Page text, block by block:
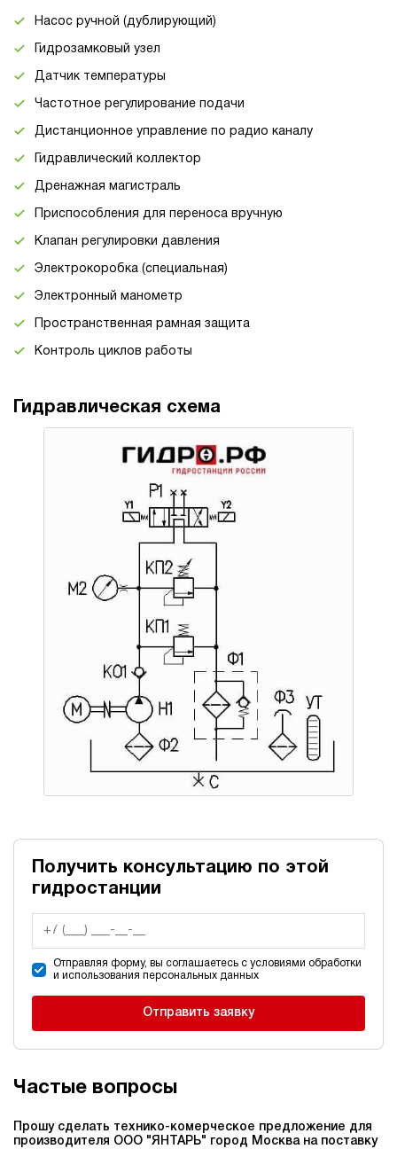
Насос ручной (дублирующий)
Гидрозамковый узел
Датчик температуры
Частотное регулирование подачи
Дистанционное управление по радио каналу
Гидравлический коллектор
Дренажная магистраль
Приспособления для переноса вручную
Клапан регулировки давления
Электрокоробка (специальная)
Электронный манометр
Пространственная рамная защита
Контроль циклов работы
Гидравлическая схема
Получить консультацию по этой
гидростанции
Отправляя форму, вы соглашаетесь с условиями обработки
и использования персональных данных
Отправить заявку
Частые вопросы
Прошу сделать технико-комерческое предложение для
производителя ООО "ЯНТАРЬ" город Москва на поставку